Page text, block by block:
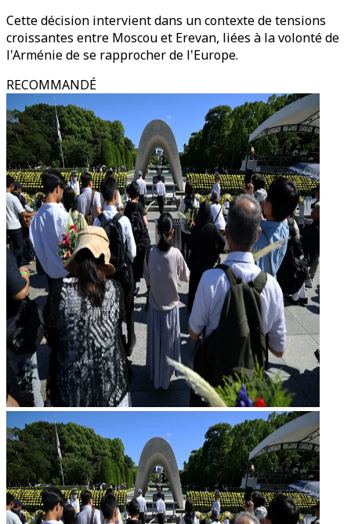
Cette décision intervient dans un contexte de tensions
croissantes entre Moscou et Erevan, liées à la volonté de
l'Arménie de se rapprocher de l'Europe.
RECOMMANDÉ